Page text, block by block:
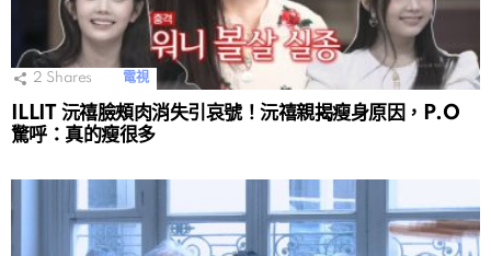
2 Shares 電視
ILLIT 沅禧臉頰肉消失引哀號！沅禧親揭瘦身原因，P.O
驚呼：真的瘦很多